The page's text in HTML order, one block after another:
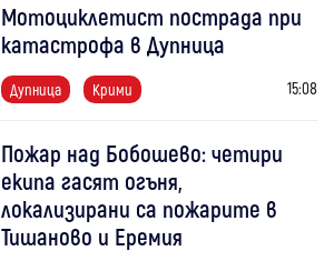
Мотоциклетист пострада при
катастрофа в Дупница
Дупница Крими 15:08
Пожар над Бобошево: четири
екипа гасят огъня,
локализирани са пожарите в
Тишаново и Еремия